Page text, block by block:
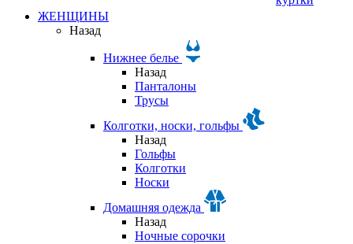
ЖЕНЩИНЫ
Назад
Нижнее белье
Назад
Панталоны
Трусы
Колготки, носки, гольфы
Назад
Гольфы
Колготки
Носки
Домашняя одежда
Назад
Ночные сорочки